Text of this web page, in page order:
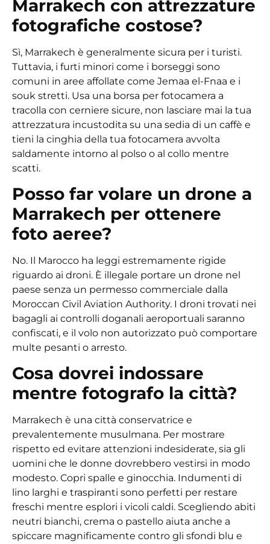
Marrakech con attrezzature
fotografiche costose?
Sì, Marrakech è generalmente sicura per i turisti.
Tuttavia, i furti minori come i borseggi sono
comuni in aree affollate come Jemaa el-Fnaa e i
souk stretti. Usa una borsa per fotocamera a
tracolla con cerniere sicure, non lasciare mai la tua
attrezzatura incustodita su una sedia di un caffè e
tieni la cinghia della tua fotocamera avvolta
saldamente intorno al polso o al collo mentre
scatti.
Posso far volare un drone a
Marrakech per ottenere
foto aeree?
No. Il Marocco ha leggi estremamente rigide
riguardo ai droni. È illegale portare un drone nel
paese senza un permesso commerciale dalla
Moroccan Civil Aviation Authority. I droni trovati nei
bagagli ai controlli doganali aeroportuali saranno
confiscati, e il volo non autorizzato può comportare
multe pesanti o arresto.
Cosa dovrei indossare
mentre fotografo la città?
Marrakech è una città conservatrice e
prevalentemente musulmana. Per mostrare
rispetto ed evitare attenzioni indesiderate, sia gli
uomini che le donne dovrebbero vestirsi in modo
modesto. Copri spalle e ginocchia. Indumenti di
lino larghi e traspiranti sono perfetti per restare
freschi mentre esplori i vicoli caldi. Scegliendo abiti
neutri bianchi, crema o pastello aiuta anche a
spiccare magnificamente contro gli sfondi blu e